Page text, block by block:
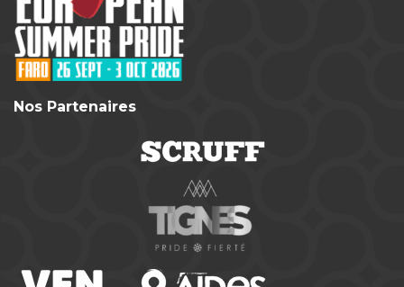
Nos Partenaires